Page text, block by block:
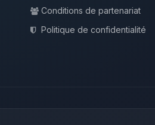
Conditions de partenariat
Politique de confidentialité